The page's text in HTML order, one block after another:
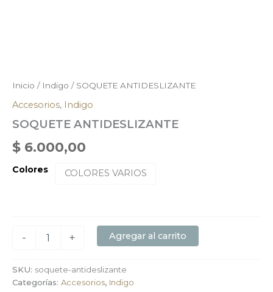
Inicio / Indigo / SOQUETE ANTIDESLIZANTE
Accesorios, Indigo
SOQUETE ANTIDESLIZANTE
$ 6.000,00
Colores COLORES VARIOS
- + Agregar al carrito
SKU: soquete-antideslizante
Categorías: Accesorios, Indigo